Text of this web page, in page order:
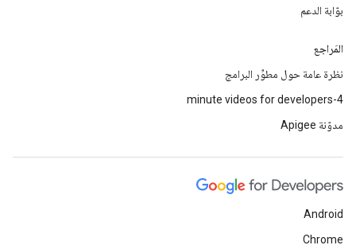
بوّابة الدعم
المَراجع
نظرة عامة حول مطوِّر البرامج
4-minute videos for developers
مدوّنة Apigee
Android
Chrome